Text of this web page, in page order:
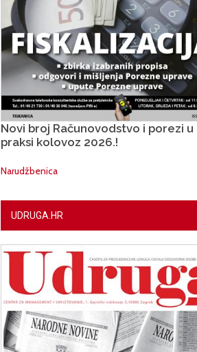
Novi broj Računovodstvo i porezi u
praksi kolovoz 2026.!
Narudžbenica
UDRUGA.HR